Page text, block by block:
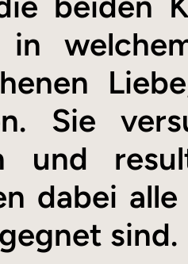
in
Sie
und
dabei
sind.